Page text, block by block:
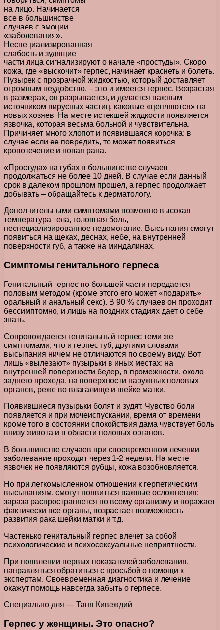
на лицо. Начинается
все в большинстве
случаев с эмоции
«заболевания».
Неспециализированная
слабость и зудящие
части лица сигнализируют о начале «простуды». Скоро
кожа, где «выскочит» герпес, начинает краснеть и болеть.
Пузырек с прозрачной жидкостью, который доставляет
огромным неудобство. – это и имеется герпес. Возрастая
в размерах, он разрывается, и делается важным
источником вирусных частиц, каковые «цепляются» на
новых хозяев. На месте истекшей жидкости появляется
язвочка, которая весьма больной и чувствительна.
Причиняет много хлопот и появившаяся корочка: в
случае если ее повредить, то может появиться
кровотечение и новая рана.
«Простуда» на губах в большинстве случаев
продолжаться не более 10 дней. В случае если данный
срок в далеком прошлом прошел, а герпес продолжает
добывать – обращайтесь к дерматологу.
Дополнительными симптомами возможно высокая
температура тела, головная боль,
неспециализированное недомогание. Высыпания смогут
появиться на щеках, деснах, небе, на внутренней
поверхности губ, а также на миндалинах.
Симптомы генитального герпеса
Генитальный герпес по большей части передается
половым методом (кроме этого его может «подарить»
оральный и анальный секс). В 90 % случаев он проходит
бессимптомно, и лишь на поздних стадиях дает о себе
знать.
Сопровождается генитальный герпес теми же
симптомами, что и герпес губ, другими словами
высыпания ничем не отличаются по своему виду. Вот
лишь «вылезают» пузырьки в иных местах: на
внутренней поверхности бедер, в промежности, около
заднего прохода, на поверхности наружных половых
органов, реже во влагалище и шейке матки.
Появившиеся пузырьки болят и зудят. Чувство боли
появляется и при мочеиспускании, время от времени
кроме того в состоянии спокойствия дама чувствует боль
внизу живота и в области половых органов.
В большинстве случаев при своевременном лечении
заболевание проходит через 1-2 недели. На месте
язвочек не появляются рубцы, кожа возобновляется.
Но при легкомысленном отношении к герпетическим
высыпаниям, смогут появиться важные осложнения:
зараза распространяется по всему организму и поражает
фактически все органы, возрастает возможность
развития рака шейки матки и т.д.
Частенько генитальный герпес влечет за собой
психологические и психосексуальные неприятности.
При появлении первых показателей заболевания,
направляться обратиться с просьбой о помощи к
экспертам. Своевременная диагностика и лечение
окажут помощь навсегда забыть о герпесе.
Специально для — Таня Кивеждий
Герпес у женщины. Это опасно?